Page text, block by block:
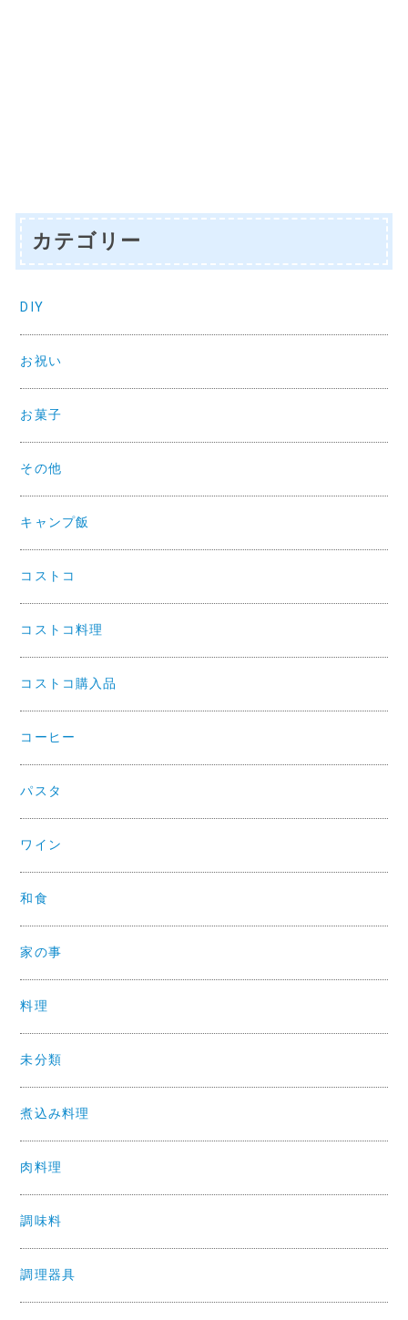
カテゴリー
DIY
お祝い
お菓子
その他
キャンプ飯
コストコ
コストコ料理
コストコ購入品
コーヒー
パスタ
ワイン
和食
家の事
料理
未分類
煮込み料理
肉料理
調味料
調理器具